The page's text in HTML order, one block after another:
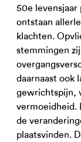
50e levensjaar
ontstaan
klachten.
stemmingen
daarnaast ook
gewrichtspijn,
vermoeidheid.
de
plaatsvinden.